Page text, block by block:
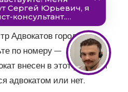
порядке должны
реестр адвокатов. В
Адвокатов города
по номеру —
внесен в этот реестр и
адвокатом или нет.